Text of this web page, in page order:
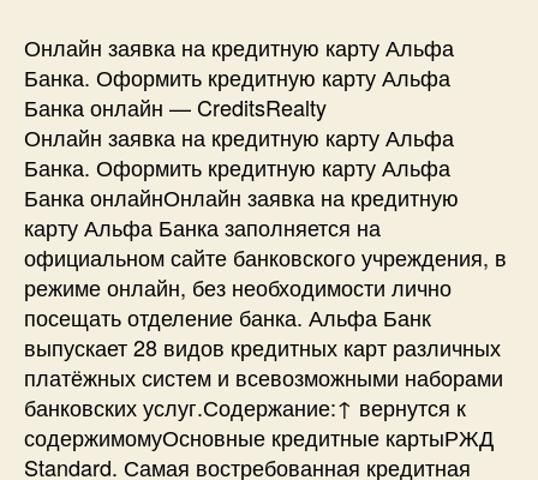
Онлайн заявка на кредитную карту Альфа
Банка. Оформить кредитную карту Альфа
Банка онлайн — CreditsRealty
Онлайн заявка на кредитную карту Альфа
Банка. Оформить кредитную карту Альфа
Банка онлайнОнлайн заявка на кредитную
карту Альфа Банка заполняется на
официальном сайте банковского учреждения, в
режиме онлайн, без необходимости лично
посещать отделение банка. Альфа Банк
выпускает 28 видов кредитных карт различных
платёжных систем и всевозможными наборами
банковских услуг.Содержание:↑ вернутся к
содержимомуОсновные кредитные картыРЖД
Standard. Самая востребованная кредитная